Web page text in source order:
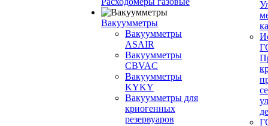
Вакуумметры
Вакуумметры
ASAIR
Вакуумметры
CBVAC
Вакуумметры
KYKY
Вакуумметры для
криогенных
резервуаров